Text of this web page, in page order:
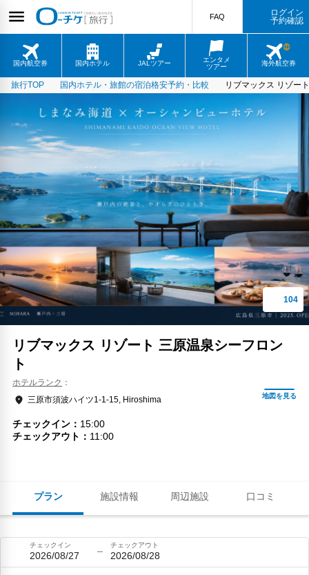
国内航空券 国内ホテル JALツアー
エンタメ
ツアー
海外航空券
FAQ
ログイン
予約確認
旅行TOP 国内ホテル・旅館の宿泊格安予約・比較 リブマックス リゾー
プラン 施設情報 周辺施設 口コミ
リブマックス リゾート 三原温泉シーフロン
ト
ホテルランク
三原市須波ハイツ1-1-15, Hiroshima
チェックイン
15:00
チェックアウト
11:00
チェックイン
2026/08/27
チェックアウト
2026/08/28